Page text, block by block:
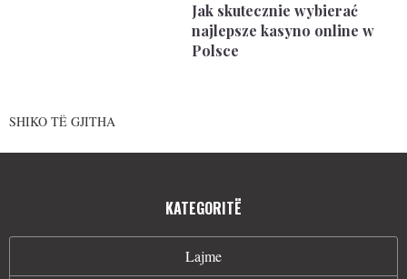
Jak skutecznie wybierać
najlepsze kasyno online w
Polsce
SHIKO TË GJITHA
KATEGORITË
Lajme